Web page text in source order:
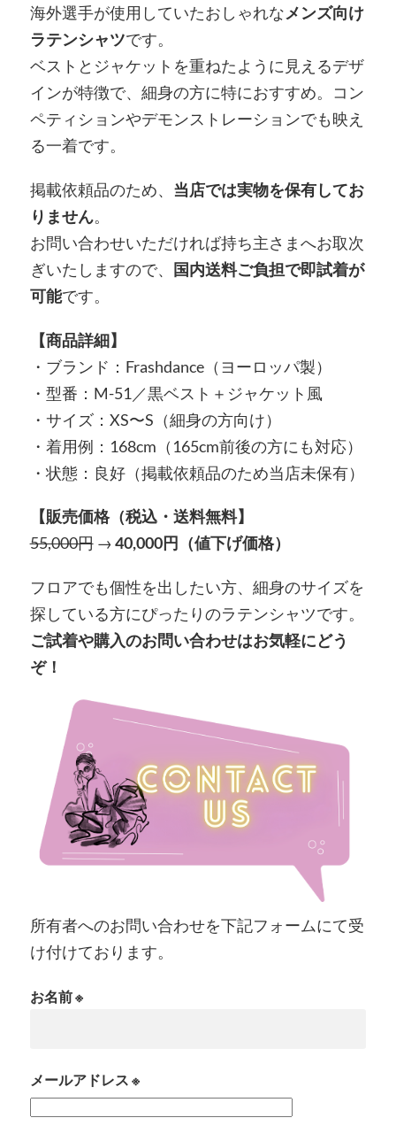
海外選手が使用していたおしゃれなメンズ向け
ラテンシャツです。
ベストとジャケットを重ねたように見えるデザ
インが特徴で、細身の方に特におすすめ。コン
ペティションやデモンストレーションでも映え
る一着です。
掲載依頼品のため、 当店では実物を保有してお
りません。
お問い合わせいただければ持ち主さまへお取次
ぎいたしますので、 国内送料ご負担で即試着が
可能です。
【商品詳細】
・ブランド：Frashdance（ヨーロッパ製）
・型番：M-51／黒ベスト＋ジャケット風
・サイズ：XS〜S（細身の方向け）
・着用例：168cm（165cm前後の方にも対応）
・状態：良好（掲載依頼品のため当店未保有）
【販売価格（税込・送料無料】
55,000円→40,000円（値下げ価格）
フロアでも個性を出したい方、細身のサイズを
探している方にぴったりのラテンシャツです。
ご試着や購入のお問い合わせはお気軽にどう
ぞ！
所有者へのお問い合わせを下記フォームにて受
け付けております。
お名前 ※
メールアドレス ※